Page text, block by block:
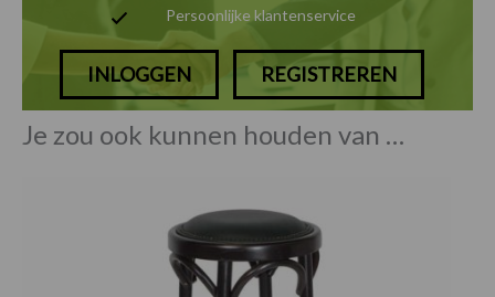
Persoonlijke klantenservice
INLOGGEN REGISTREREN
Je zou ook kunnen houden van …